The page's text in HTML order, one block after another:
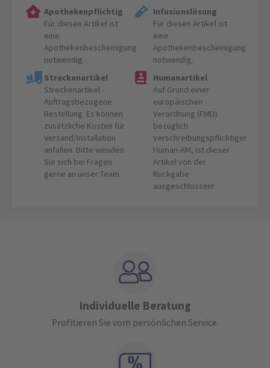
Apothekenpflichtig
Für diesen Artikel ist
eine
Apothekenbescheinigung
notwendig.
Infusionslösung
Für diesen Artikel ist
eine
Apothekenbescheinigung
notwendig.
Streckenartikel
Streckenartikel -
Auftragsbezogene
Bestellung. Es können
zusätzliche Kosten für
Versand/Installation
anfallen. Bitte wenden
Sie sich bei Fragen
gerne an unser Team.
Humanartikel
Auf Grund einer
europäischen
Verordnung (FMD)
bezüglich
verschreibungspflichtiger
Human-AM, ist dieser
Artikel von der
Rückgabe
ausgeschlossen!
Individuelle Beratung
Profitieren Sie vom persönlichen Service.